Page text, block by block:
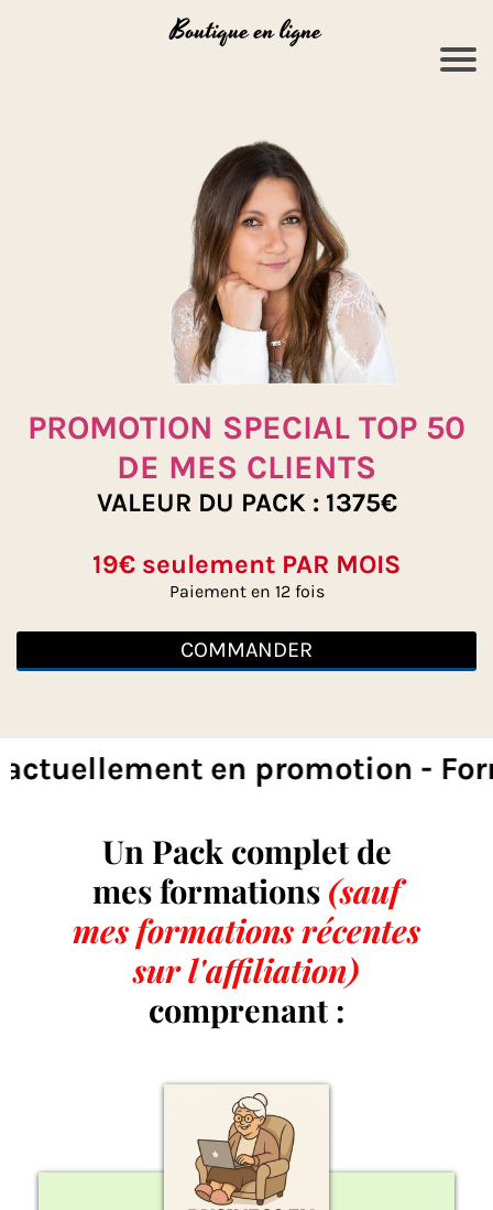
Boutique en ligne
PROMOTION SPECIAL TOP 50
DE MES CLIENTS
VALEUR DU PACK : 1375€
19€ seulement PAR MOIS
Paiement en 12 fois
COMMANDER
promotion - Formations
Un Pack complet de
mes formations (sauf
mes formations récentes
sur l'affiliation)
comprenant :